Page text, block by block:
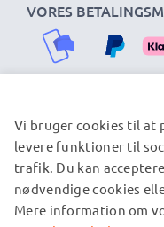
★ 3 års garanti på
videokameraer og
kvalitet til moderne
garanti på 36 måneder!
VORES
VORES
© subtel.dk 2026
Alle priser er inklusive
Vi bruger cookies til at
levere funktioner til
trafik. Du kan
nødvendige cookies
Mere information om